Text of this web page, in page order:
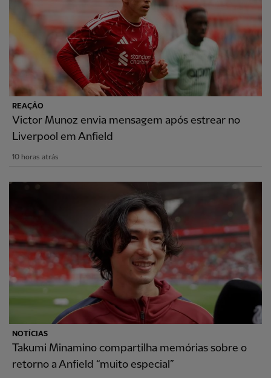
REAÇÃO
Victor Munoz envia mensagem após estrear no
Liverpool em Anfield
10 horas atrás
NOTÍCIAS
Takumi Minamino compartilha memórias sobre o
retorno a Anfield “muito especial”